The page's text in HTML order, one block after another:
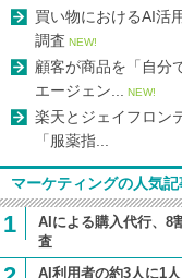
買い物におけるAI活
調査 NEW!
顧客が商品を「自分
エージェン...
NEW!
楽天とジェイフロン
「服薬指...
マーケティングの人気
1
AIによる購入代行、8
査
AI利用者の約3人に1